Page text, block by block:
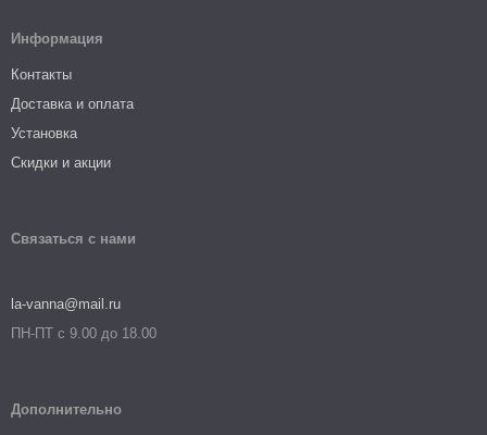
Информация
Контакты
Доставка и оплата
Установка
Скидки и акции
Связаться с нами
la-vanna@mail.ru
ПН-ПТ с 9.00 до 18.00
Дополнительно